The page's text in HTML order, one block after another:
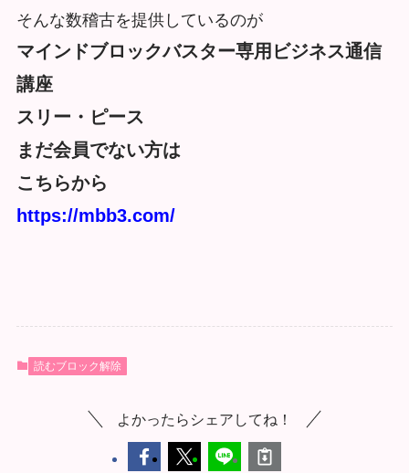
そんな数稽古を提供しているのが
マインドブロックバスター専用ビジネス通信
講座
スリー・ピース
まだ会員でない方は
こちらから
https://mbb3.com/
読むブロック解除
よかったらシェアしてね！